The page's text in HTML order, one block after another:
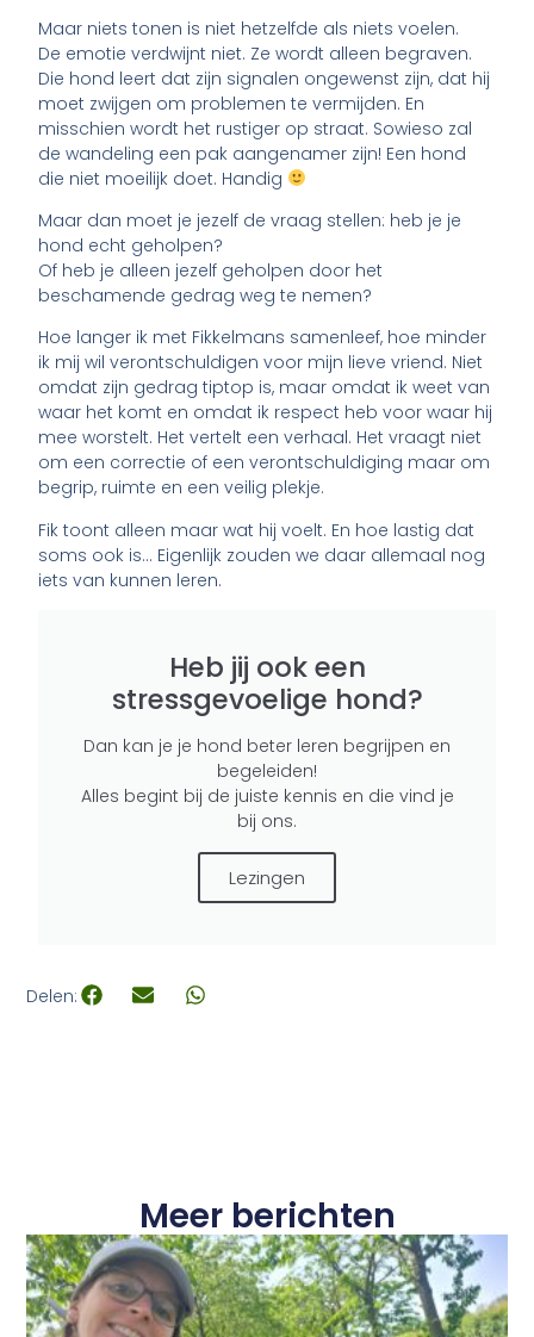
Maar niets tonen is niet hetzelfde als niets voelen.
De emotie verdwijnt niet. Ze wordt alleen begraven.
Die hond leert dat zijn signalen ongewenst zijn, dat hij
moet zwijgen om problemen te vermijden. En
misschien wordt het rustiger op straat. Sowieso zal
de wandeling een pak aangenamer zijn! Een hond
die niet moeilijk doet. Handig
Maar dan moet je jezelf de vraag stellen: heb je je
hond echt geholpen?
Of heb je alleen jezelf geholpen door het
beschamende gedrag weg te nemen?
Hoe langer ik met Fikkelmans samenleef, hoe minder
ik mij wil verontschuldigen voor mijn lieve vriend. Niet
omdat zijn gedrag tiptop is, maar omdat ik weet van
waar het komt en omdat ik respect heb voor waar hij
mee worstelt. Het vertelt een verhaal. Het vraagt niet
om een correctie of een verontschuldiging maar om
begrip, ruimte en een veilig plekje.
Fik toont alleen maar wat hij voelt. En hoe lastig dat
soms ook is… Eigenlijk zouden we daar allemaal nog
iets van kunnen leren.
Heb jij ook een
stressgevoelige hond?
Dan kan je je hond beter leren begrijpen en
begeleiden!
Alles begint bij de juiste kennis en die vind je
bij ons.
Lezingen
Delen:
Meer berichten